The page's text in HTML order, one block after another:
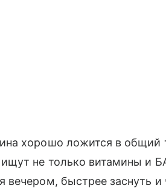
хорошо ложится в общий
не только витамины и
вечером, быстрее заснуть